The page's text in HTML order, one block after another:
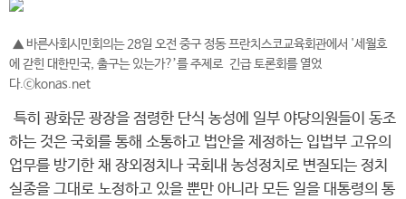
▲ 바른사회시민회의는 28일 오전 중구 정동 프란치스코교육회관에서 '세월호
에 갇힌 대한민국, 출구는 있는가?’를 주제로 긴급 토론회를 열었
다.ⓒkonas.net
특히 광화문 광장을 점령한 단식 농성에 일부 야당의원들이 동조
하는 것은 국회를 통해 소통하고 법안을 제정하는 입법부 고유의
업무를 방기한 채 장외정치나 국회내 농성정치로 변질되는 정치
실종을 그대로 노정하고 있을 뿐만 아니라 모든 일을 대통령의 통